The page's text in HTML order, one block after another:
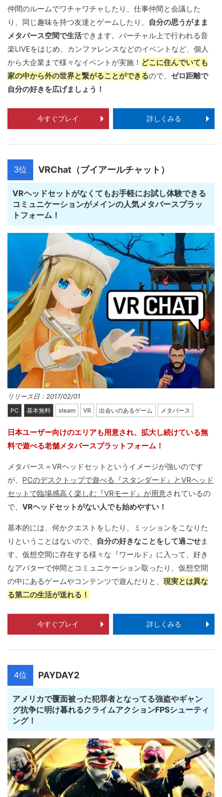
仲間のルームでワチャワチャしたり、仕事仲間と会議した
り、同じ趣味を持つ友達とゲームしたり、
自分の思うがまま
メタバース空間で生活できます。バーチャル上で行われる音
楽LIVEをはじめ、カンファレンスなどのイベントなど、個人
から大企業まで様々なイベントが実施！ どこに住んでいても
家の中から外の世界と繋がることができるので、 ゼロ距離で
自分の好きを広げましょう！
今すぐプレイ 詳しくみる
3位 VRChat（ブイアールチャット）
VRヘッドセットがなくてもお手軽にお試し体験できる
コミュニケーションがメインの人気メタバースプラッ
トフォーム！
リリース日：2017/02/01
PC 基本無料 steam VR 出会いのあるゲーム メタバース
日本ユーザー向けのエリアも用意され、拡大し続けている無
料で遊べる老舗メタバースプラットフォーム！
メタバース＝VRヘッドセットというイメージが強いのです
が、 PCのデスクトップで遊べる『スタンダード』とVRヘッド
セットで臨場感高く楽しむ『VRモード』が用意されているの
で、 VRヘッドセットがない人でも始めやすい！
基本的には、何かクエストをしたり、ミッションをこなりた
りということはないので、
自分の好きなことをして過ごせま
す。仮想空間に存在する様々な『ワールド』に入って、好き
なアバターで仲間とコミュニケーション取ったり、仮想空間
の中にあるゲームやコンテンツで遊んだりと、 現実とは異な
る第二の生活が送れる！
今すぐプレイ 詳しくみる
4位 PAYDAY2
アメリカで覆面被った犯罪者となってる強盗やギャン
グ抗争に明け暮れるクライムアクションFPSシューティ
ング！